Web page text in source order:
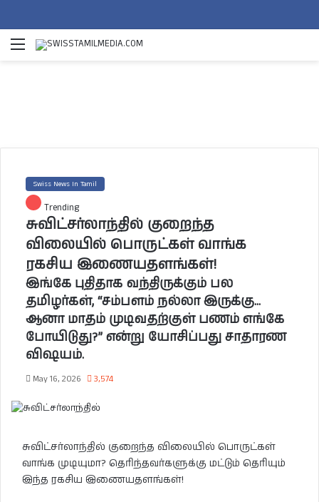
Menu
Swiss News In Tamil
Trending
சுவிட்சர்லாந்தில் குறைந்த
விலையில் பொருட்கள் வாங்க
ரகசிய இணையதளங்கள்!
இங்கே புதிதாக வந்திருக்கும் பல
தமிழர்கள், “சம்பளம் நல்லா இருக்கு...
ஆனா மாதம் முடிவதற்குள் பணம் எங்கே
போயிடுது?” என்று யோசிப்பது சாதாரண
விஷயம்.
May 16, 2026 3,574
சுவிட்சர்லாந்தில் குறைந்த விலையில் பொருட்கள்
வாங்க முடியுமா? தெரிந்தவர்களுக்கு மட்டும் தெரியும்
இந்த ரகசிய இணையதளங்கள்!